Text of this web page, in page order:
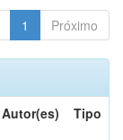
1 Próximo
Autor(es) Tipo